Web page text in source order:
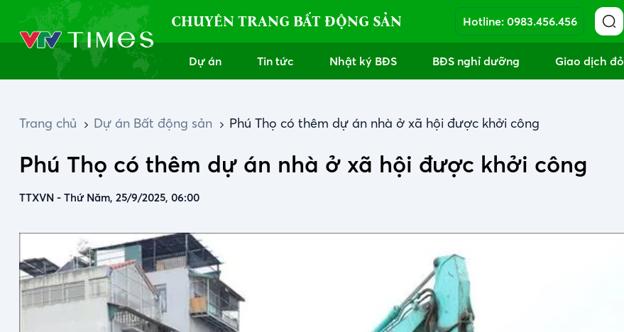
CHUYÊN TRANG BẤT ĐỘNG SẢN Hotline: 0983.456.456
Dự án Tin tức Nhật ký BĐS BĐS nghỉ dưỡng Giao dịch đỏ
Trang chủ Dự án Bất động sản Phú Thọ có thêm dự án nhà ở xã hội được khởi công
Phú Thọ có thêm dự án nhà ở xã hội được khởi công
TTXVN - Thứ Năm, 25/9/2025, 06:00